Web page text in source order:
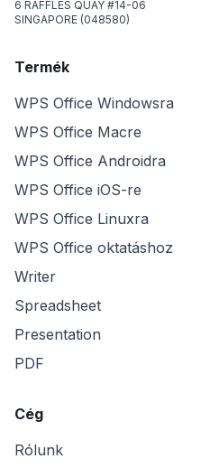
6 RAFFLES QUAY #14-06
SINGAPORE (048580)
Termék
WPS Office Windowsra
WPS Office Macre
WPS Office Androidra
WPS Office iOS-re
WPS Office Linuxra
WPS Office oktatáshoz
Writer
Spreadsheet
Presentation
PDF
Cég
Rólunk